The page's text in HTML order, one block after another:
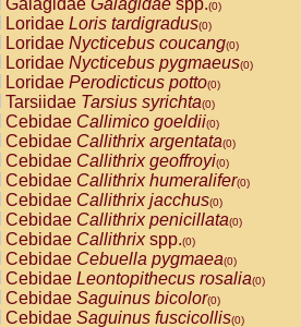
Galagidae Galagidae spp.(0)
Loridae Loris tardigradus(0)
Loridae Nycticebus coucang(0)
Loridae Nycticebus pygmaeus(0)
Loridae Perodicticus potto(0)
Tarsiidae Tarsius syrichta(0)
Cebidae Callimico goeldii(0)
Cebidae Callithrix argentata(0)
Cebidae Callithrix geoffroyi(0)
Cebidae Callithrix humeralifer(0)
Cebidae Callithrix jacchus(0)
Cebidae Callithrix penicillata(0)
Cebidae Callithrixspp.(0)
Cebidae Cebuella pygmaea(0)
Cebidae Leontopithecus rosalia(0)
Cebidae Saguinus bicolor(0)
Cebidae Saguinus fuscicollis(0)